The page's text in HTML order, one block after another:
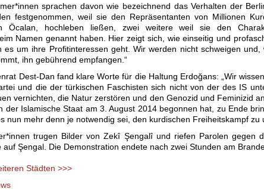
sprachen davon wie bezeichnend das Verhalten der
festgenommen, weil sie den Repräsentanten von Millionen
Öcalan, hochleben ließen, zwei weitere weil sie den
Namen genannt haben. Hier zeigt sich, wie einseitig und
es um ihre Profitinteressen geht. Wir werden nicht schweigen und,
ihn gebührend empfangen.“
Dest-Dan fand klare Worte für die Haltung Erdoğans: „Wir
und die der türkischen Faschisten sich nicht von der des IS
vernichten, die Natur zerstören und den Genozid und Feminizid
der Islamische Staat am 3. August 2014 begonnen hat, zu Ende
nun mehr denn je notwendig sei, den kurdischen Freiheitskampf zu
trugen Bilder von Zekî Şengalî und riefen Parolen gegen
auf Şengal. Die Demonstration endete nach zwei Stunden am
Städten >>>